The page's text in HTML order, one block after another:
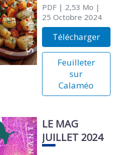
PDF| 2,53 Mo |
25 Octobre 2024
Télécharger
Feuilleter
sur
Calaméo
LE MAG
JUILLET 2024